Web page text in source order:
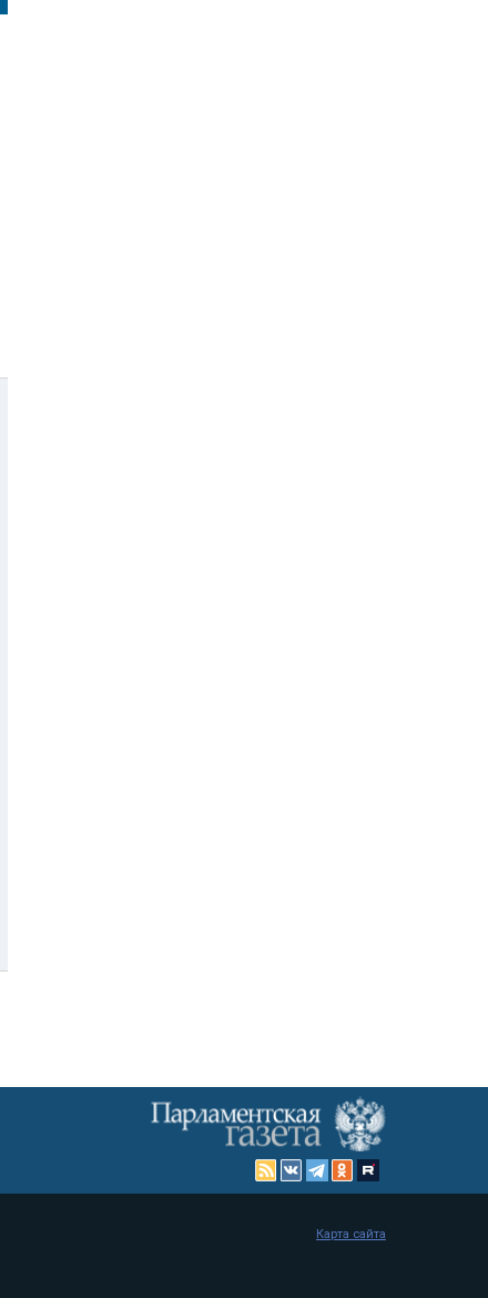
Карта сайта